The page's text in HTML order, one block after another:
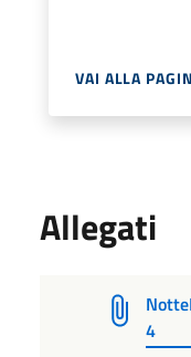
VAI ALLA
Allegati
4